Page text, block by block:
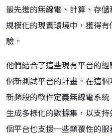
最先進的無線電、計算、存
規模化的現實環境中，獲得
驗。
他們結合了這些現有平台的
個新測試平台的計畫。在這
新頻段的軟件定義無線電系
生成多樣化的數據集，以支
個平台也支援一些顛覆性的